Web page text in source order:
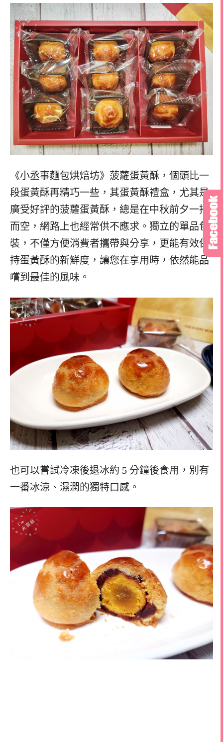
《小丞事麵包烘焙坊》菠蘿蛋黃酥， 個頭比一
段蛋黃酥再精巧一些，其蛋黃酥禮盒，尤其是
廣受好評的菠蘿蛋黃酥，總是在中秋前夕一掃
而空，網路上也經常供不應求。獨立的單品包
裝，不僅方便消費者攜帶與分享，更能有效保
持蛋黃酥的新鮮度，讓您在享用時，依然能品
嚐到最佳的風味。
也可以嘗試冷凍後退冰約 5 分鐘後食用，別有
一番冰涼、濕潤的獨特口感。